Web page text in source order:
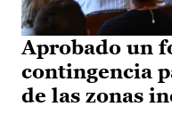
Aprobado un
contingencia
de las zonas